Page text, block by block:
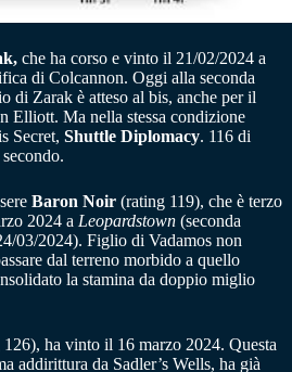
che ha corso e vinto il 21/02/2024 a
di Colcannon. Oggi alla seconda
di Zarak è atteso al bis, anche per il
Elliott. Ma nella stessa condizione
Secret, Shuttle Diplomacy. 116 di
Baron Noir (rating 119), che è terzo
2024 a Leopardstown (seconda
03/2024). Figlio di Vadamos non
dal terreno morbido a quello
la stamina da doppio miglio
126), ha vinto il 16 marzo 2024. Questa
addirittura da Sadler’s Wells, ha già